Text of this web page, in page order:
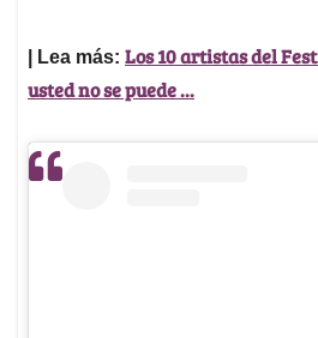
| Lea más: Los 10 artistas del
usted no se puede ...